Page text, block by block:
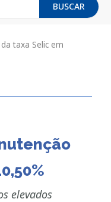
BUSCAR
taxa Selic em
elevados